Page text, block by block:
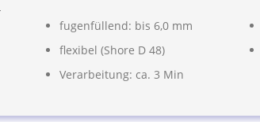
fugenfüllend: bis 6,0 mm
flexibel (Shore D 48)
Verarbeitung: ca. 3 Min